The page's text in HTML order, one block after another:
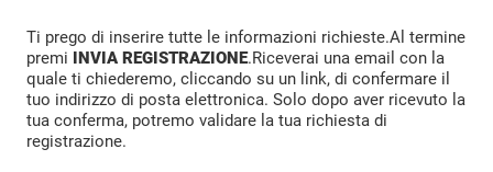
Ti prego di inserire tutte le informazioni richieste.Al termine
premi INVIA REGISTRAZIONE.Riceverai una email con la
quale ti chiederemo, cliccando su un link, di confermare il
tuo indirizzo di posta elettronica. Solo dopo aver ricevuto la
tua conferma, potremo validare la tua richiesta di
registrazione.